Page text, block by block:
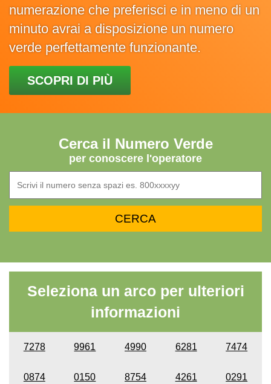
numerazione che preferisci e in meno di un
minuto avrai a disposizione un numero
verde perfettamente funzionante.
SCOPRI DI PIÙ
Cerca il Numero Verde
per conoscere l'operatore
Seleziona un arco per ulteriori
informazioni
7278 9961 4990 6281 7474
0874 0150 8754 4261 0291